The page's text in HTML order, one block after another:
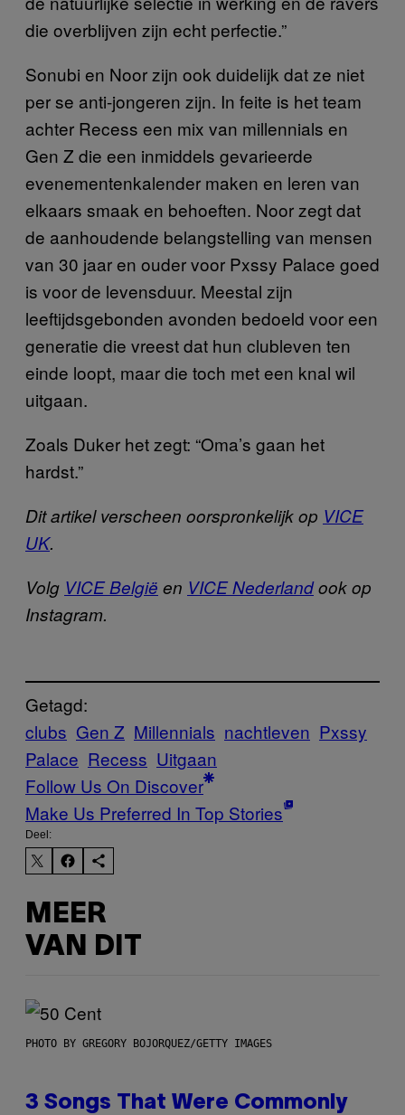
die overblijven zijn echt perfectie.”
Sonubi en Noor zijn ook duidelijk dat ze niet
per se anti-jongeren zijn. In feite is het team
achter Recess een mix van millennials en
Gen Z die een inmiddels gevarieerde
evenementenkalender maken en leren van
elkaars smaak en behoeften. Noor zegt dat
de aanhoudende belangstelling van mensen
van 30 jaar en ouder voor Pxssy Palace goed
is voor de levensduur. Meestal zijn
leeftijdsgebonden avonden bedoeld voor een
generatie die vreest dat hun clubleven ten
einde loopt, maar die toch met een knal wil
uitgaan.
Zoals Duker het zegt: “Oma’s gaan het
hardst.”
Dit artikel verscheen oorspronkelijk op VICE
UK.
Volg VICE België en VICE Nederlandook op
Instagram.
Getagd:
clubs Gen Z Millennials nachtleven Pxssy
Palace Recess Uitgaan
Follow Us On Discover
Make Us Preferred In Top Stories
Deel:
MEER
VAN DIT
PHOTO BY GREGORY BOJORQUEZ/GETTY IMAGES
3 Songs That Were Commonly